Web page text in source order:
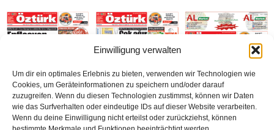
Einwilligung verwalten
Um dir ein optimales Erlebnis zu bieten, verwenden wir Technologien wie
Cookies, um Geräteinformationen zu speichern und/oder darauf
zuzugreifen. Wenn du diesen Technologien zustimmst, können wir Daten
wie das Surfverhalten oder eindeutige IDs auf dieser Website verarbeiten.
Wenn du deine Einwilligung nicht erteilst oder zurückziehst, können
Gazetesi Sayı 414
(Mayıs 2026) Bielefeld
Gazetesi-Sayı 413
(Nisan 2026) Bielefeld
Gazetesi Sayı 412 (Mart
2026) Bielefeld